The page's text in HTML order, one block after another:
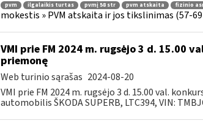
pvm ilgalaikis turtas pvmį 58 str pvm atskaita fizinio
mokestis » PVM atskaita ir jos tikslinimas (57-
VMI prie FM 2024 m. rugsėjo 3 d.
priemonę
Web turinio sąrašas 2024-08-20
VMI prie FM 2024 m. rugsėjo 3 d. 15.00 val.
automobilis ŠKODA SUPERB, LTC394, VIN: